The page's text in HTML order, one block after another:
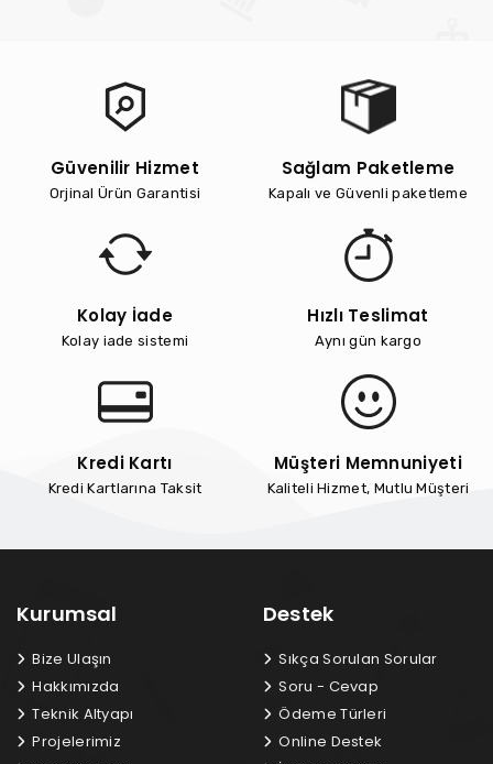
Güvenilir Hizmet
Orjinal Ürün Garantisi
Sağlam Paketleme
Kapalı ve Güvenli paketleme
Kolay İade
Kolay iade sistemi
Hızlı Teslimat
Aynı gün kargo
Kredi Kartı
Kredi Kartlarına Taksit
Müşteri Memnuniyeti
Kaliteli Hizmet, Mutlu Müşteri
Kurumsal
Bize Ulaşın
Hakkımızda
Teknik Altyapı
Projelerimiz
Destek
Sıkça Sorulan Sorular
Soru - Cevap
Ödeme Türleri
Online Destek